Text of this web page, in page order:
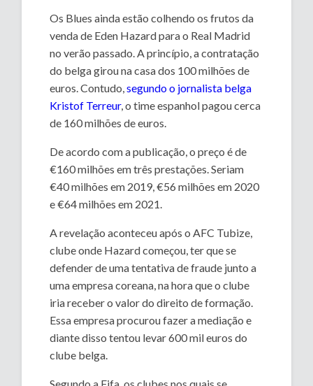
Os Blues ainda estão colhendo os frutos da
venda de Eden Hazard para o Real Madrid
no verão passado. A princípio, a contratação
do belga girou na casa dos 100 milhões de
euros. Contudo,segundo o jornalista belga
Kristof Terreur, o time espanhol pagou cerca
de 160 milhões de euros.
De acordo com a publicação, o preço é de
€160 milhões em três prestações. Seriam
€40 milhões em 2019, €56 milhões em 2020
e €64 milhões em 2021.
A revelação aconteceu após o AFC Tubize,
clube onde Hazard começou, ter que se
defender de uma tentativa de fraude junto a
uma empresa coreana, na hora que o clube
iria receber o valor do direito de formação.
Essa empresa procurou fazer a mediação e
diante disso tentou levar 600 mil euros do
clube belga.